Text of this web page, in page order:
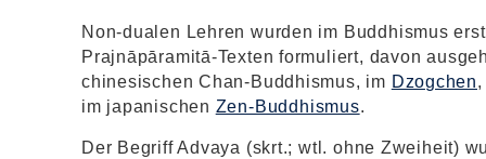
Non-dualen Lehren wurden im Buddhismus
Prajnāpāramitā-Texten formuliert, davon
chinesischen Chan-Buddhismus, im Dzogchen
im japanischen Zen-Buddhismus.
Der Begriff Advaya (skrt.; wtl. ohne Zweiheit)